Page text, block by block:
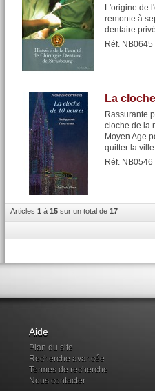
L'origine de
remonte à
dentaire
Réf. NB0645
La
Rassurante
cloche de la
Moyen Age
quitter la
Réf. NB0546
Articles 1 à 15 sur un total de 17
Aide
Plan du site
Recherche avancée
Termes de recherche
Nous contacter